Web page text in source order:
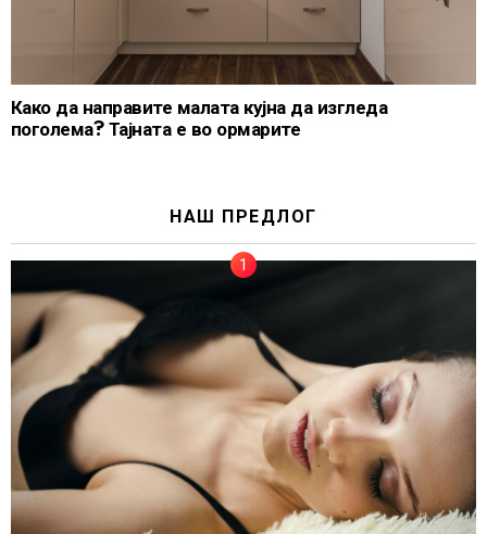
Како да направите малата кујна да изгледа
поголема? Тајната е во ормарите
НАШ ПРЕДЛОГ